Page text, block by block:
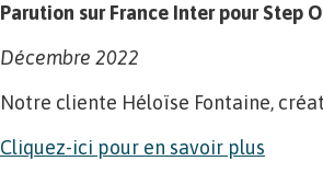
Parution sur France Inter pour Step
Décembre 2022
Notre cliente Héloïse Fontaine,
Cliquez-ici pour en savoir plus